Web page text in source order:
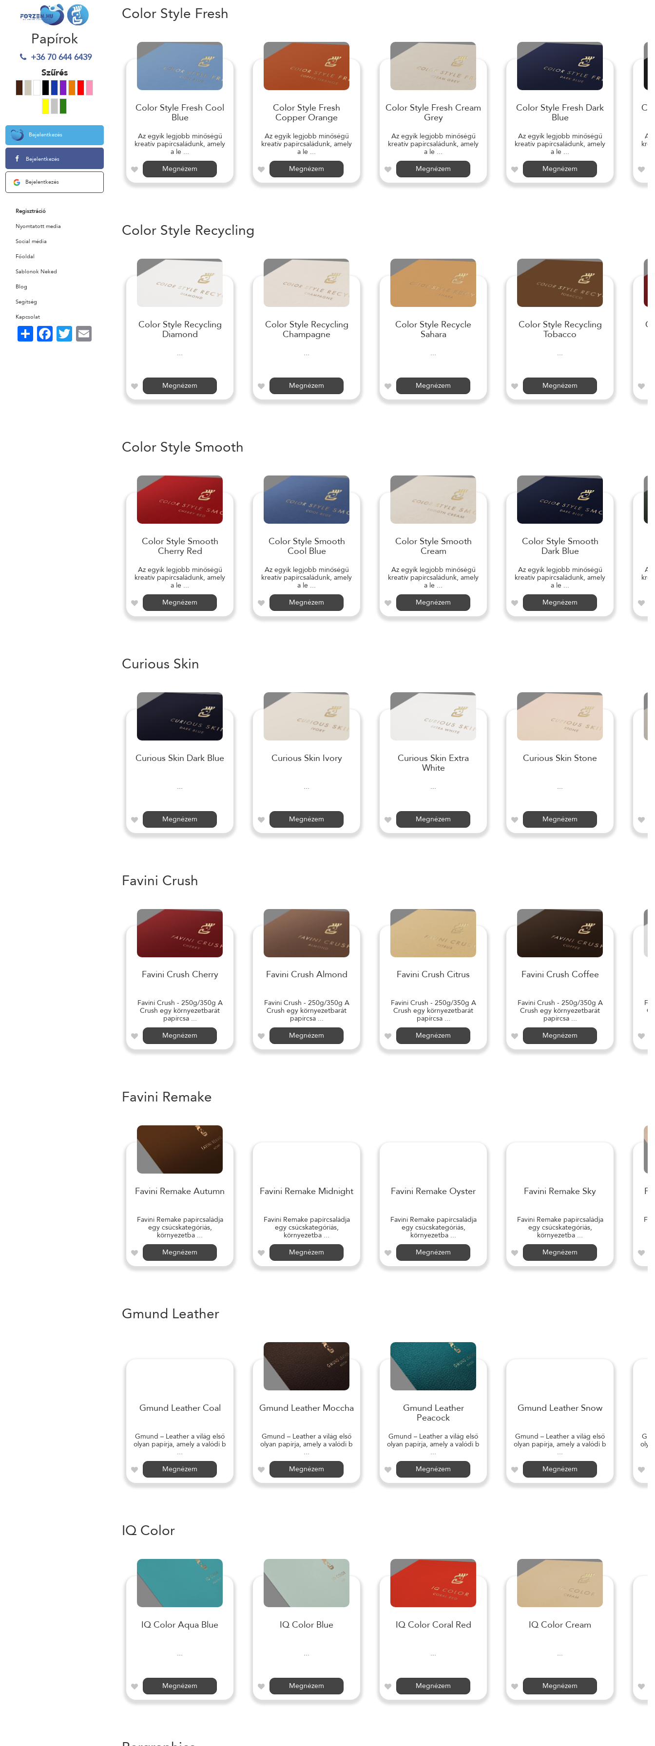
Papírok
+36 70 644 6439
Szűrés
Bejelentkezés
Bejelentkezés
Bejelentkezés
Regisztráció
Nyomtatott media
Social média
Főoldal
Sablonok Neked
Blog
Segítség
Kapcsolat
Share FacebookTwitterEmail
Color Style Fresh
Color Style Fresh Cool
Blue
Az egyik legjobb minőségű
kreatív papírcsaládunk, amely
a le ...
Megnézem
Color Style Fresh
Copper Orange
Az egyik legjobb minőségű
kreatív papírcsaládunk, amely
a le ...
Megnézem
Color Style Fresh Cream
Grey
Az egyik legjobb minőségű
kreatív papírcsaládunk, amely
a le ...
Megnézem
Color Style Fresh Dark
Blue
Az egyik legjobb minőségű
kreatív papírcsaládunk, amely
a le ...
Megnézem
Az
Color Style Recycling
Color Style Recycling
Diamond
...
Megnézem
Color Style Recycling
Champagne
...
Megnézem
Color Style Recycle
Sahara
...
Megnézem
Color Style Recycling
Tobacco
...
Megnézem
Color Style Smooth
Color Style Smooth
Cherry Red
Az egyik legjobb minőségű
kreatív papírcsaládunk, amely
a le ...
Megnézem
Color Style Smooth
Cool Blue
Az egyik legjobb minőségű
kreatív papírcsaládunk, amely
a le ...
Megnézem
Color Style Smooth
Cream
Az egyik legjobb minőségű
kreatív papírcsaládunk, amely
a le ...
Megnézem
Color Style Smooth
Dark Blue
Az egyik legjobb minőségű
kreatív papírcsaládunk, amely
a le ...
Megnézem
Az
Curious Skin
Curious Skin Dark Blue
...
Megnézem
Curious Skin Ivory
...
Megnézem
Curious Skin Extra
White
...
Megnézem
Curious Skin Stone
...
Megnézem
Favini Crush
Favini Crush Cherry
Favini Crush - 250g/350g A
Crush egy környezetbarát
papírcsa ...
Megnézem
Favini Crush Almond
Favini Crush - 250g/350g A
Crush egy környezetbarát
papírcsa ...
Megnézem
Favini Crush Citrus
Favini Crush - 250g/350g A
Crush egy környezetbarát
papírcsa ...
Megnézem
Favini Crush Coffee
Favini Crush - 250g/350g A
Crush egy környezetbarát
papírcsa ...
Megnézem
Favini Remake
Favini Remake Autumn
Favini Remake papírcsaládja
egy csúcskategóriás,
környezetba ...
Megnézem
Favini Remake Midnight
Favini Remake papírcsaládja
egy csúcskategóriás,
környezetba ...
Megnézem
Favini Remake Oyster
Favini Remake papírcsaládja
egy csúcskategóriás,
környezetba ...
Megnézem
Favini Remake Sky
Favini Remake papírcsaládja
egy csúcskategóriás,
környezetba ...
Megnézem
Gmund Leather
Gmund Leather Coal
Gmund – Leather a világ első
olyan papírja, amely a valódi b
...
Megnézem
Gmund Leather Moccha
Gmund – Leather a világ első
olyan papírja, amely a valódi b
...
Megnézem
Gmund Leather
Peacock
Gmund – Leather a világ első
olyan papírja, amely a valódi b
...
Megnézem
Gmund Leather Snow
Gmund – Leather a világ első
olyan papírja, amely a valódi b
...
Megnézem
IQ Color
IQ Color Aqua Blue
...
Megnézem
IQ Color Blue
...
Megnézem
IQ Color Coral Red
...
Megnézem
IQ Color Cream
...
Megnézem